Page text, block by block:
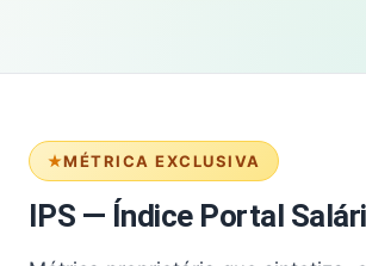
MÉTRICA EXCLUSIVA
IPS — Índice Portal